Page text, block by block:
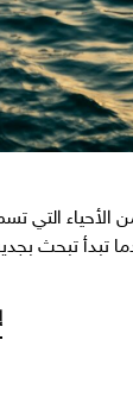
التي
تبدأ تبحث
‎إقرأ المزيد